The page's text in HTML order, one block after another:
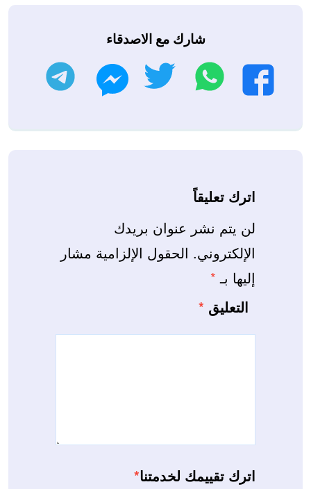
شارك مع الاصدقاء
فيسبوك
واتساب تويتر ماسنجر
اترك تعليقاً
لن يتم نشر عنوان بريدك
الإلكتروني. الحقول الإلزامية مشار
إليها بـ *
التعليق *
اترك تقييمك لخدمتنا*